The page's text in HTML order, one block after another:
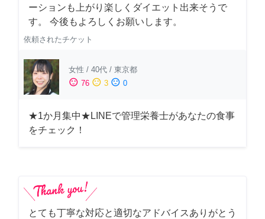
ーションも上がり楽しくダイエット出来そうで
す。 今後もよろしくお願いします。
依頼されたチケット
女性 / 40代 / 東京都
sentiment_satisfied 76 sentiment_neutral 3 sentiment_dissatisfied 0
★1か月集中★LINEで管理栄養士があなたの食事
をチェック！
とても丁寧な対応と適切なアドバイスありがとう